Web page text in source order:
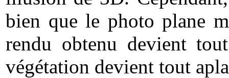
bien que le photo plane
rendu obtenu devient
végétation devient tout